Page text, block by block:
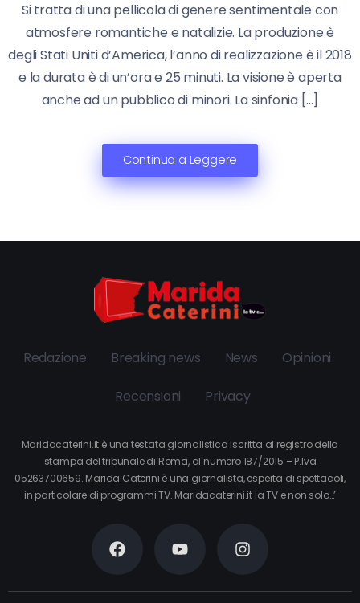
Si tratta di una pellicola di genere sentimentale con
atmosfere romantiche e natalizie. La produzione è
degli Stati Uniti d’America, l’anno di realizzazione è il 2018
e la durata è di un’ora e 25 minuti. La visione è aperta
anche ad un pubblico di minori. La sinfonia […]
Continua a Leggere
Redazione Breaking news News Opinioni
Recensioni Privacy
Maridacaterini.it è una testata giornalistica iscritta al registro della
stampa del tribunale di Roma, al numero 187/2015 – P.Iva
05263700659. Marida Caterini è una giornalista, esperta di spettacoli,
in particolare di programmi TV. Maridacaterini.it la TV e non solo…’